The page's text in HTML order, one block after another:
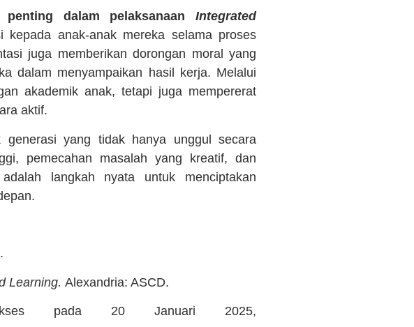
dalam pelaksanaan Integrated
anak-anak mereka selama proses
juga memberikan dorongan moral yang
dalam menyampaikan hasil kerja. Melalui
akademik anak, tetapi juga mempererat
aktif.
generasi yang tidak hanya unggul secara
pemecahan masalah yang kreatif, dan
langkah nyata untuk menciptakan
Learning. Alexandria: ASCD.
pada 20 Januari 2025,